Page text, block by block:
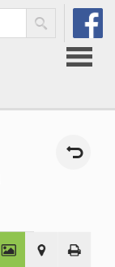
Strona